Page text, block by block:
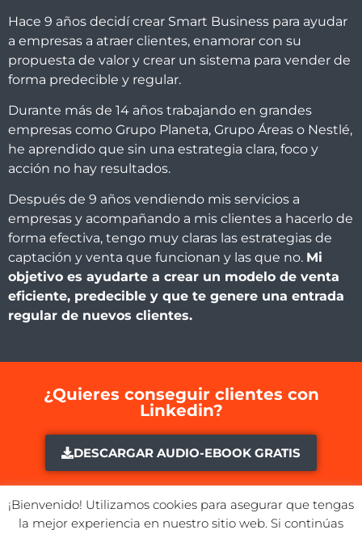
Hace 9 años decidí crear Smart Business para ayudar
a empresas a atraer clientes, enamorar con su
propuesta de valor y crear un sistema para vender de
forma predecible y regular.
Durante más de 14 años trabajando en grandes
empresas como Grupo Planeta, Grupo Áreas o Nestlé,
he aprendido que sin una estrategia clara, foco y
acción no hay resultados.
Después de 9 años vendiendo mis servicios a
empresas y acompañando a mis clientes a hacerlo de
forma efectiva, tengo muy claras las estrategias de
captación y venta que funcionan y las que no. Mi
objetivo es ayudarte a crear un modelo de venta
eficiente, predecible y que te genere una entrada
regular de nuevos clientes.
¿Quieres conseguir clientes con
Linkedin?
DESCARGAR AUDIO-EBOOK GRATIS
¡Bienvenido! Utilizamos cookies para asegurar que tengas
la mejor experiencia en nuestro sitio web. Si continúas